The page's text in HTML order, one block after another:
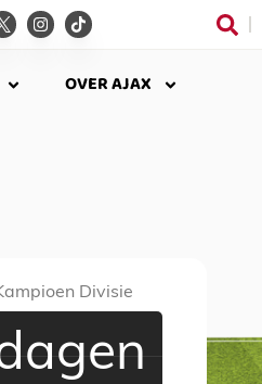
OVER AJAX
Divisie